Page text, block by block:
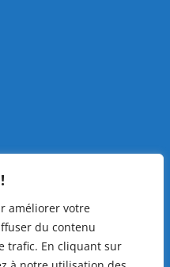
améliorer votre
du contenu
trafic. En cliquant sur